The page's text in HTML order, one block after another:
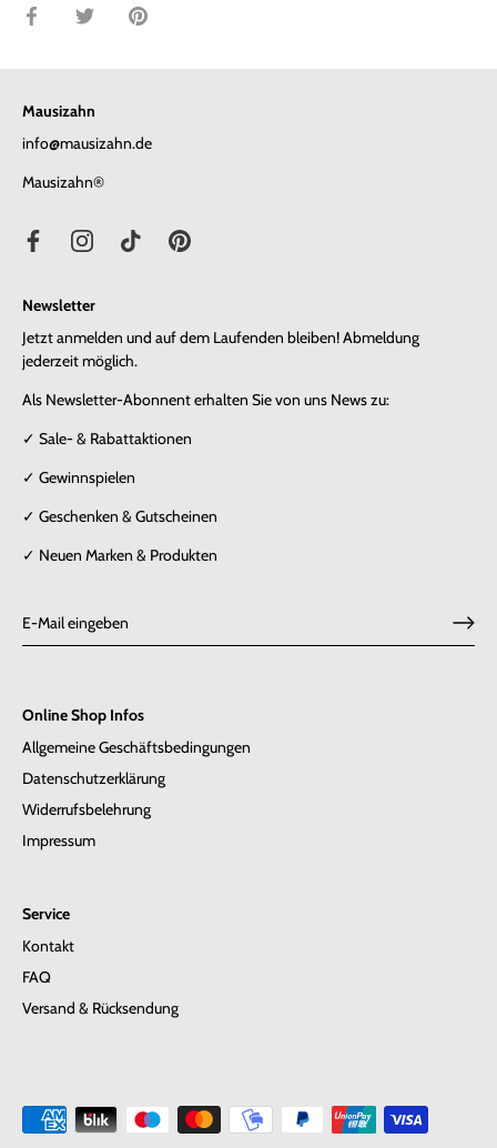
Teilen TwitternPinnen
Mausizahn
info@mausizahn.de
Mausizahn®
Newsletter
Jetzt anmelden und auf dem Laufenden bleiben! Abmeldung
jederzeit möglich.
Als Newsletter-Abonnent erhalten Sie von uns News zu:
✓ Sale- & Rabattaktionen
✓ Gewinnspielen
✓ Geschenken & Gutscheinen
✓ Neuen Marken & Produkten
Online Shop Infos
Allgemeine Geschäftsbedingungen
Datenschutzerklärung
Widerrufsbelehrung
Impressum
Service
Kontakt
FAQ
Versand & Rücksendung